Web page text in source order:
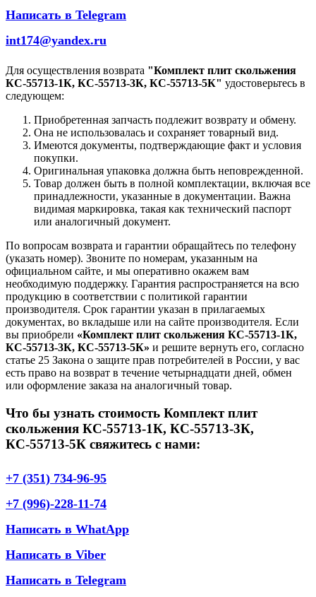
Написать в Telegram
int174@yandex.ru
Для осуществления возврата "Комплект плит скольжения
КС-55713-1К, КС-55713-3К, КС-55713-5К" удостоверьтесь в
следующем:
Приобретенная запчасть подлежит возврату и обмену.
Она не использовалась и сохраняет товарный вид.
Имеются документы, подтверждающие факт и условия
покупки.
Оригинальная упаковка должна быть неповрежденной.
Товар должен быть в полной комплектации, включая все
принадлежности, указанные в документации. Важна
видимая маркировка, такая как технический паспорт
или аналогичный документ.
По вопросам возврата и гарантии обращайтесь по телефону
(указать номер). Звоните по номерам, указанным на
официальном сайте, и мы оперативно окажем вам
необходимую поддержку. Гарантия распространяется на всю
продукцию в соответствии с политикой гарантии
производителя. Срок гарантии указан в прилагаемых
документах, во вкладыше или на сайте производителя. Если
вы приобрели «Комплект плит скольжения КС-55713-1К,
КС-55713-3К, КС-55713-5К» и решите вернуть его, согласно
статье 25 Закона о защите прав потребителей в России, у вас
есть право на возврат в течение четырнадцати дней, обмен
или оформление заказа на аналогичный товар.
Что бы узнать стоимость Комплект плит
скольжения КС-55713-1К, КС-55713-3К,
КС-55713-5К свяжитесь с нами:
+7 (351) 734-96-95
+7 (996)-228-11-74
Написать в WhatApp
Написать в Viber
Написать в Telegram